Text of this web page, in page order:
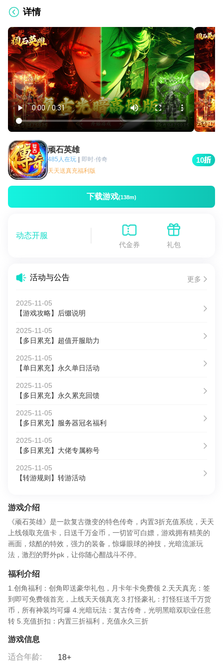
详情
顽石英雄
485人在玩 | 即时·传奇
天天送真充福利版
10
下载游戏(138m)
动态开服
代金券 礼包
活动与公告 更多
2025-11-05
【游戏攻略】后缀说明
2025-11-05
【多日累充】超值开服助力
2025-11-05
【单日累充】永久单日活动
2025-11-05
【多日累充】永久累充回馈
2025-11-05
【多日累充】服务器冠名福利
2025-11-05
【多日累充】大佬专属称号
2025-11-05
【转游规则】转游活动
游戏介绍
《顽石英雄》是一款复古微变的特色传奇，内置3折充值系统，天天
上线领取充值卡，日送千万金币，一切皆可白嫖，游戏拥有精美的
画面，炫酷的特效，强力的装备，惊爆眼球的神技，光暗流派玩
法，激烈的野外pk，让你随心酣战斗不停。
福利介绍
1.创角福利：创角即送豪华礼包，月卡年卡免费领 2.天天真充：签
到即可免费领首充，上线天天领真充 3.打怪豪礼：打怪狂送千万货
币，所有神装均可爆 4.光暗玩法：复古传奇，光明黑暗双职业任意
转 5.充值折扣：内置三折福利，充值永久三折
游戏信息
适合年龄: 18+